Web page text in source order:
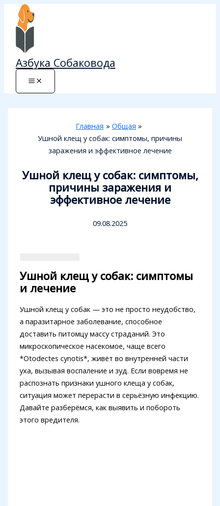
Перейти
содержимому
Азбука Собаковода
Главная
Общая
Ушной клещ у собак: симптомы, причины
заражения и эффективное лечение
Ушной клещ у собак: симптомы,
причины заражения и
эффективное лечение
09.08.2025
Ушной клещ у собак: симптомы
и лечение
Ушной клещ у собак — это не просто неудобство,
а паразитарное заболевание, способное
доставить питомцу массу страданий. Это
микроскопическое насекомое, чаще всего
*Otodectes cynotis*, живёт во внутренней части
уха, вызывая воспаление и зуд. Если вовремя не
распознать признаки ушного клеща у собак,
ситуация может перерасти в серьёзную инфекцию.
Давайте разберёмся, как выявить и побороть
этого вредителя.